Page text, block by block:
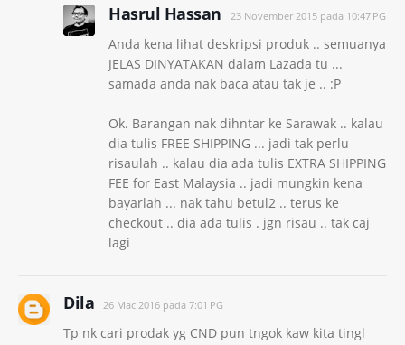
Hasrul Hassan 23 November 2015 pada 10:47 PG
Anda kena lihat deskripsi produk .. semuanya
JELAS DINYATAKAN dalam Lazada tu ...
samada anda nak baca atau tak je .. :P
Ok. Barangan nak dihntar ke Sarawak .. kalau
dia tulis FREE SHIPPING ... jadi tak perlu
risaulah .. kalau dia ada tulis EXTRA SHIPPING
FEE for East Malaysia .. jadi mungkin kena
bayarlah ... nak tahu betul2 .. terus ke
checkout .. dia ada tulis . jgn risau .. tak caj
lagi
Dila 26 Mac 2016 pada 7:01 PG
Tp nk cari prodak yg CND pun tngok kaw kita tingl